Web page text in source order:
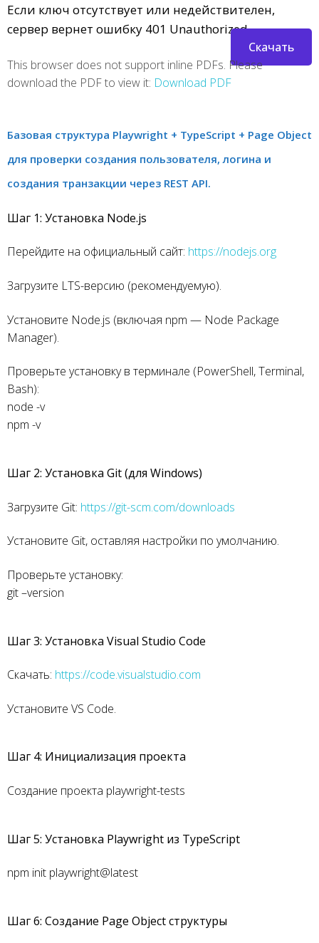
Если ключ отсутствует или недействителен,
сервер вернет ошибку 401 Unauthorized.
Скачать
This browser does not support inline PDFs. Please
download the PDF to view it: Download PDF
Базовая структура Playwright + TypeScript + Page Object
для проверки создания пользователя, логина и
создания транзакции через REST API.
Шаг 1: Установка Node.js
Перейдите на официальный сайт: https://nodejs.org
Загрузите LTS-версию (рекомендуемую).
Установите Node.js (включая npm — Node Package
Manager).
Проверьте установку в терминале (PowerShell, Terminal,
Bash):
node -v
npm -v
Шаг 2: Установка Git (для Windows)
Загрузите Git: https://git-scm.com/downloads
Установите Git, оставляя настройки по умолчанию.
Проверьте установку:
git –version
Шаг 3: Установка Visual Studio Code
Скачать: https://code.visualstudio.com
Установите VS Code.
Шаг 4: Инициализация проекта
Создание проекта playwright-tests
Шаг 5: Установка Playwright из TypeScript
npm init playwright@latest
Шаг 6: Создание Page Object структуры